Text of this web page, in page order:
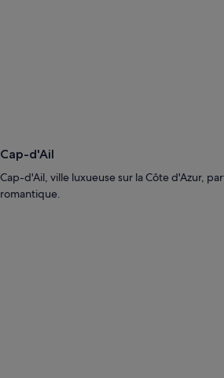
Cap-d'Ail
Cap-d'Ail, ville luxueuse sur la Côte d'Azur,
romantique.